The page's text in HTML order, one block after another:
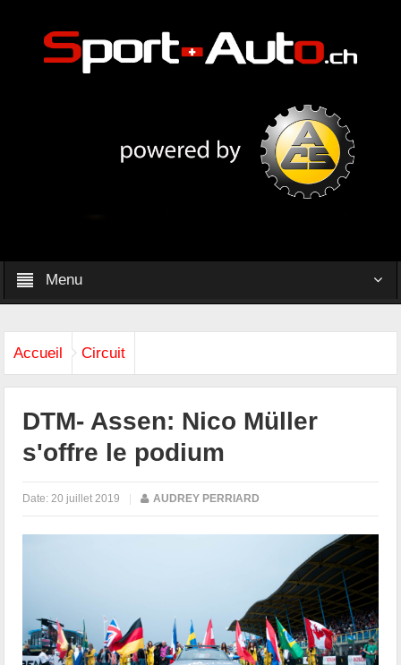
Menu
Accueil Circuit
DTM- Assen: Nico Müller
s'offre le podium
Date: 20 juillet 2019 | AUDREY PERRIARD